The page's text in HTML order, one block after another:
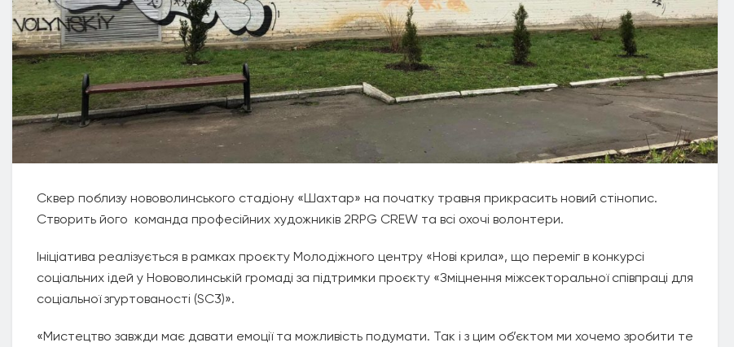
Сквер поблизу нововолинського стадіону «Шахтар» на початку травня прикрасить новий стінопис.
Створить його команда професійних художників 2RPG CREW та всі охочі волонтери.
Ініціатива реалізується в рамках проєкту Молодіжного центру «Нові крила», що переміг в конкурсі
соціальних ідей у Нововолинській громаді за підтримки проєкту «Зміцнення міжсекторальної співпраці для
соціальної згуртованості (SC3)».
«Мистецтво завжди має давати емоції та можливість подумати. Так і з цим об’єктом ми хочемо зробити те